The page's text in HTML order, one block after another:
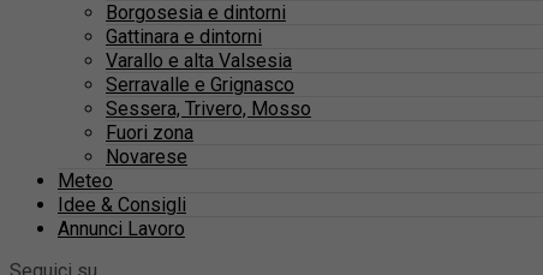
Borgosesia e dintorni
Gattinara e dintorni
Varallo e alta Valsesia
Serravalle e Grignasco
Sessera, Trivero, Mosso
Fuori zona
Novarese
Meteo
Idee & Consigli
Annunci Lavoro